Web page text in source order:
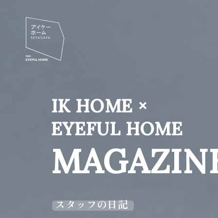
IK HOME ×
EYEFUL HOME
スタッフの日記